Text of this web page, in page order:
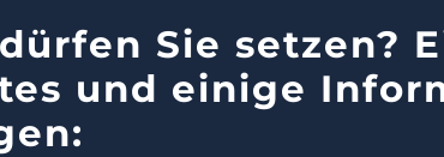
Sie setzen?
und einige